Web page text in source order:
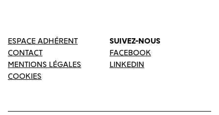
ESPACE ADHÉRENT
CONTACT
MENTIONS LÉGALES
COOKIES
SUIVEZ-NOUS
FACEBOOK
LINKEDIN